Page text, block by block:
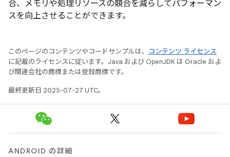
合、メモリや処理リソースの競合を減らしてパフォーマン
スを向上させることができます。
このページのコンテンツやコードサンプルは、
コンテンツ ライセンス
に記載のライセンスに従います。Java および OpenJDK は Oracle およ
び関連会社の商標または登録商標です。
最終更新日 2025-07-27 UTC。
ANDROID の詳細